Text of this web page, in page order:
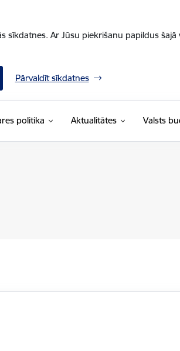
sīkdatnes. Ar Jūsu piekrišanu papildus
Pārvaldīt sīkdatnes
politika Aktualitātes Valsts